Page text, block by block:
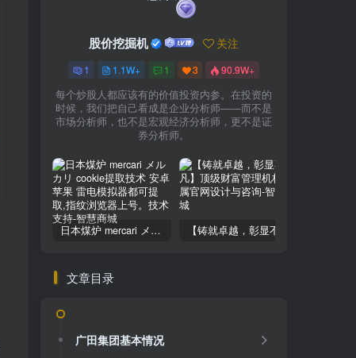
股价挖掘机 关注
1 1.1W+ 1 3 90.9W+
每个炒股人都应该有的价值投资内参。在投资的
时候，我们把自己看成是企业分析师——而不是
市场分析师，也不是宏观经济分析师，更不是证
券分析师。
日本煤炉 mercari メルカリ cookie提取技术 安卓 苹果 雷电模拟器都可提取,指纹浏览器上号。技术支持
文章目录
广田集团基本情况